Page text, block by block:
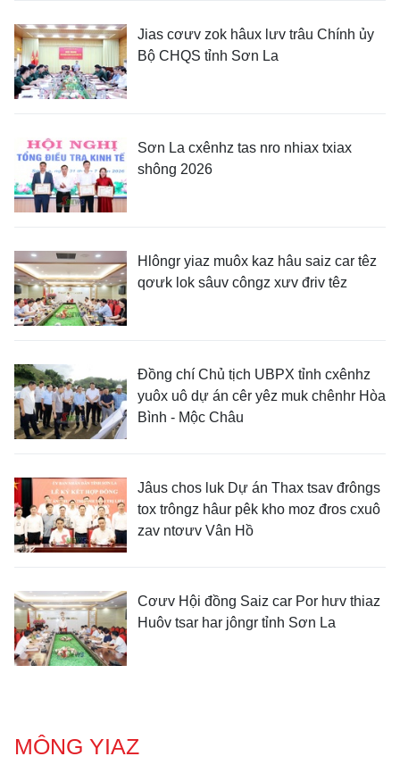
Jias cơưv zok hâux lưv trâu Chính ủy
Bộ CHQS tỉnh Sơn La
Sơn La cxênhz tas nro nhiax txiax
shông 2026
Hlôngr yiaz muôx kaz hâu saiz car têz
qơưk lok sâuv côngz xưv đriv têz
Đồng chí Chủ tịch UBPX tỉnh cxênhz
yuôx uô dự án cêr yêz muk chênhr Hòa
Bình - Mộc Châu
Jâus chos luk Dự án Thax tsav đrôngs
tox trôngz hâur pêk kho moz đros cxuô
zav ntơưv Vân Hồ
Cơưv Hội đồng Saiz car Por hưv thiaz
Huôv tsar har jôngr tỉnh Sơn La
MÔNG YIAZ